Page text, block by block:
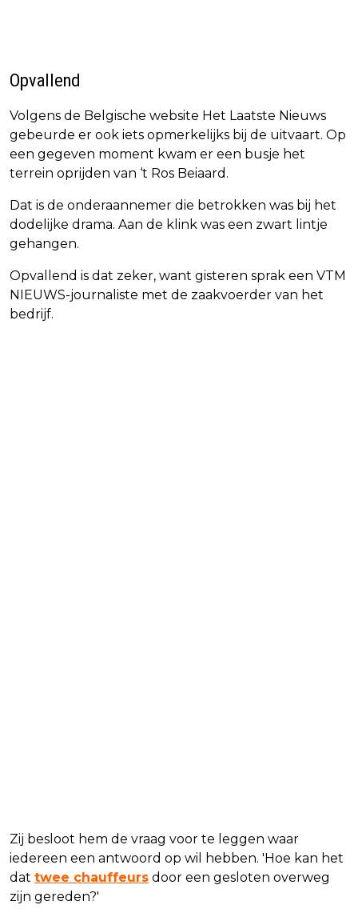
Opvallend
Volgens de Belgische website Het Laatste Nieuws
gebeurde er ook iets opmerkelijks bij de uitvaart. Op
een gegeven moment kwam er een busje het
terrein oprijden van ‘t Ros Beiaard.
Dat is de onderaannemer die betrokken was bij het
dodelijke drama. Aan de klink was een zwart lintje
gehangen.
Opvallend is dat zeker, want gisteren sprak een VTM
NIEUWS-journaliste met de zaakvoerder van het
bedrijf.
Zij besloot hem de vraag voor te leggen waar
iedereen een antwoord op wil hebben. 'Hoe kan het
dat twee chauffeurs door een gesloten overweg
zijn gereden?'